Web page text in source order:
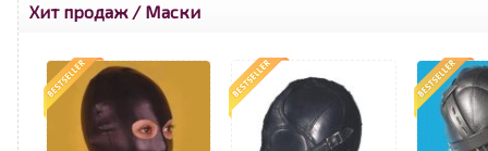
Хит продаж/ Маски